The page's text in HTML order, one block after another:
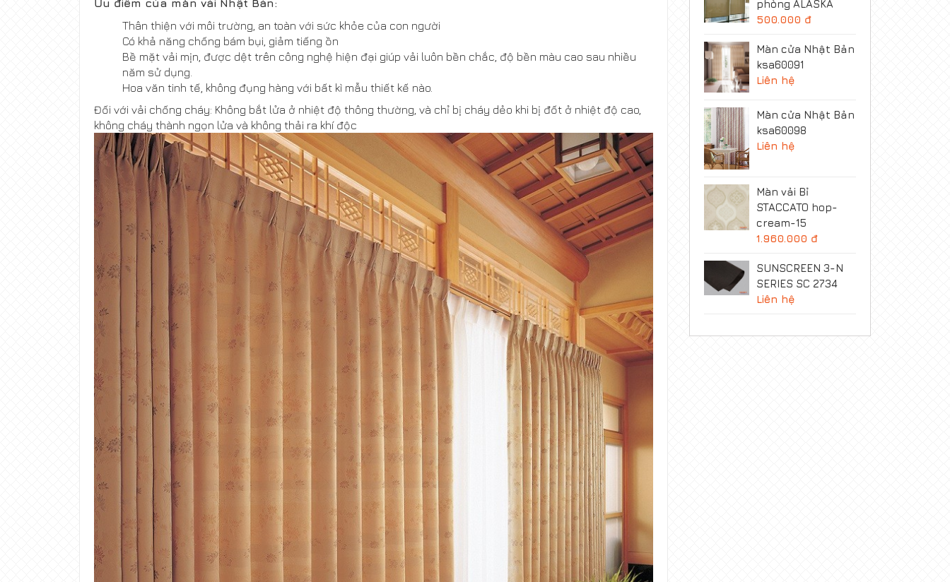
Ưu điểm của màn vải Nhật Bản:
Thân thiện với môi trường, an toàn với sức khỏe của con người
Có khả năng chống bám bụi, giảm tiếng ồn
Bề mặt vải mịn, được dệt trên công nghệ hiện đại giúp vải luôn bền chắc, độ bền màu cao sau nhiều
năm sử dụng.
Hoa văn tinh tế, không đụng hàng với bất kì mẫu thiết kế nào.
Đối với vải chống cháy: Không bắt lửa ở nhiệt độ thông thường, và chỉ bị cháy dẻo khi bị đốt ở nhiệt độ cao,
không cháy thành ngọn lửa và không thải ra khí độc
phòng ALASKA
500.000 đ
Màn cửa Nhật Bản
ksa60091
Liên hệ
Màn cửa Nhật Bản
ksa60098
Liên hệ
Màn vải Bỉ
STACCATO hop-
cream-15
1.960.000 đ
SUNSCREEN 3-N
SERIES SC 2734
Liên hệ